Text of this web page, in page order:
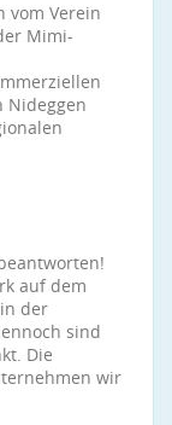
vom Verein
Mimi-
Nideggen
auf dem
der
sind
Die
wir